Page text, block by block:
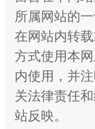
所属网站的
在网站内转
方式使用本
内使用，并
关法律责任
站反映。